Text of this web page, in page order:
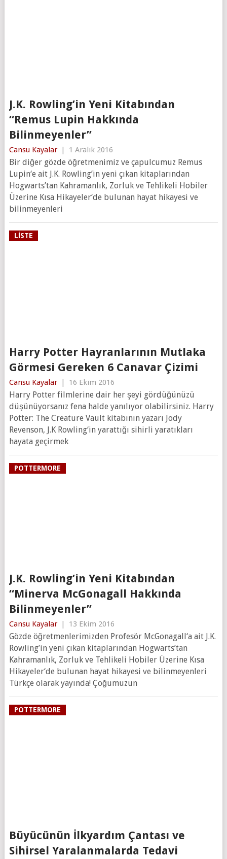
J.K. Rowling’in Yeni Kitabından
“Remus Lupin Hakkında
Bilinmeyenler”
Cansu Kayalar 1 Aralık 2016
Bir diğer gözde öğretmenimiz ve çapulcumuz Remus
Lupin‘e ait J.K. Rowling’in yeni çıkan kitaplarından
Hogwarts’tan Kahramanlık, Zorluk ve Tehlikeli Hobiler
Üzerine Kısa Hikayeler‘de bulunan hayat hikayesi ve
bilinmeyenleri
LISTE
Harry Potter Hayranlarının Mutlaka
Görmesi Gereken 6 Canavar Çizimi
Cansu Kayalar | 16 Ekim 2016
Harry Potter filmlerine dair her şeyi gördüğünüzü
düşünüyorsanız fena halde yanılıyor olabilirsiniz. Harry
Potter: The Creature Vault kitabının yazarı Jody
Revenson, J.K Rowling‘in yarattığı sihirli yaratıkları
hayata geçirmek
POTTERMORE
J.K. Rowling’in Yeni Kitabından
“Minerva McGonagall Hakkında
Bilinmeyenler”
Cansu Kayalar 13 Ekim 2016
Gözde öğretmenlerimizden Profesör McGonagall‘a ait J.K.
Rowling’in yeni çıkan kitaplarından Hogwarts’tan
Kahramanlık, Zorluk ve Tehlikeli Hobiler Üzerine Kısa
Hikayeler‘de bulunan hayat hikayesi ve bilinmeyenleri
Türkçe olarak yayında! Çoğumuzun
POTTERMORE
Büyücünün İlkyardım Çantası ve
Sihirsel Yaralanmalarda Tedavi